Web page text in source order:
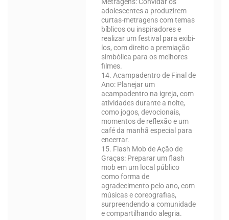
adolescentes a produzirem
curtas-metragens com temas
bíblicos ou inspiradores e
realizar um festival para exibi-
los, com direito a premiação
simbólica para os melhores
filmes.
14. Acampadentro de Final de
Ano: Planejar um
acampadentro na igreja, com
atividades durante a noite,
como jogos, devocionais,
momentos de reflexão e um
café da manhã especial para
encerrar.
15. Flash Mob de Ação de
Graças: Preparar um flash
mob em um local público
como forma de
agradecimento pelo ano, com
músicas e coreografias,
surpreendendo a comunidade
e compartilhando alegria.